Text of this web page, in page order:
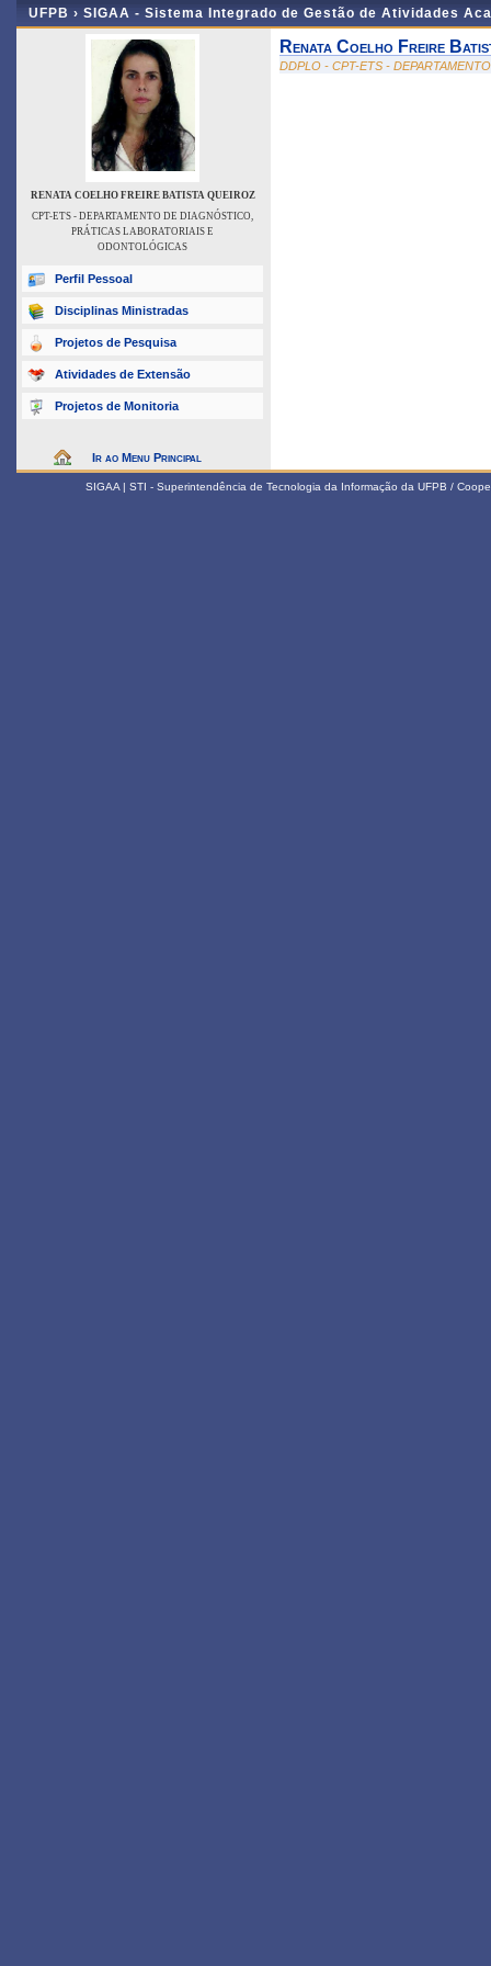
UFPB › SIGAA - Sistema Integrado de Gestão de Atividades
RENATA COELHO FREIRE BATISTA QUEIROZ
CPT-ETS - DEPARTAMENTO DE DIAGNÓSTICO,
PRÁTICAS LABORATORIAIS E
ODONTOLÓGICAS
Perfil Pessoal
Disciplinas Ministradas
Projetos de Pesquisa
Atividades de Extensão
Projetos de Monitoria
Ir ao Menu Principal
Renata Coelho Freire
DDPLO - CPT-ETS -
SIGAA | STI - Superintendência de Tecnologia da Informação da UFPB /